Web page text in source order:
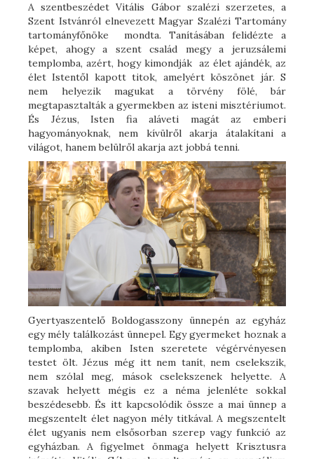
A szentbeszédet Vitális Gábor szalézi szerzetes, a
Szent Istvánról elnevezett Magyar Szalézi Tartomány
tartományfőnöke mondta. Tanításában felidézte a
képet, ahogy a szent család megy a jeruzsálemi
templomba, azért, hogy kimondják az élet ajándék, az
élet Istentől kapott titok, amelyért köszönet jár. S
nem helyezik magukat a törvény fölé, bár
megtapasztalták a gyermekben az isteni misztériumot.
És Jézus, Isten fia aláveti magát az emberi
hagyományoknak, nem kívülről akarja átalakítani a
világot, hanem belülről akarja azt jobbá tenni.
Gyertyaszentelő Boldogasszony ünnepén az egyház
egy mély találkozást ünnepel. Egy gyermeket hoznak a
templomba, akiben Isten szeretete végérvényesen
testet ölt. Jézus még itt nem tanít, nem cselekszik,
nem szólal meg, mások cselekszenek helyette. A
szavak helyett mégis ez a néma jelenléte sokkal
beszédesebb. És itt kapcsolódik össze a mai ünnep a
megszentelt élet nagyon mély titkával. A megszentelt
élet ugyanis nem elsősorban szerep vagy funkció az
egyházban. A figyelmet önmaga helyett Krisztusra